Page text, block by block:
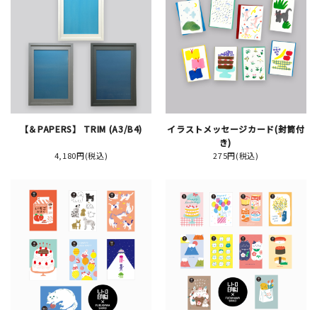
マイアカウント
カートを見る
お買い物ガイド
よくある質問
【＆PAPERS】 TRIM (A3/B4)
4,180円(税込)
イラストメッセージカード(封筒付
き)
275円(税込)